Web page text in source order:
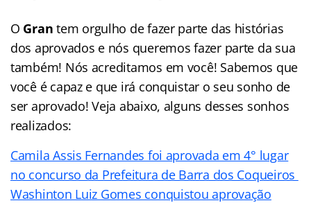
O Gran tem orgulho de fazer parte das histórias
dos aprovados e nós queremos fazer parte da sua
também! Nós acreditamos em você! Sabemos que
você é capaz e que irá conquistar o seu sonho de
ser aprovado! Veja abaixo, alguns desses sonhos
realizados:
Camila Assis Fernandes foi aprovada em 4° lugar
no concurso da Prefeitura de Barra dos Coqueiros
Washinton Luiz Gomes conquistou aprovação